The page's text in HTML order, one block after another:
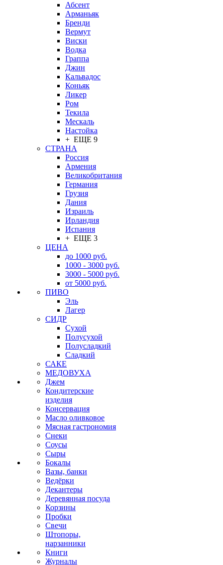
Абсент
Арманьяк
Бренди
Вермут
Виски
Водка
Граппа
Джин
Кальвадос
Коньяк
Ликер
Ром
Текила
Мескаль
Настойка
+ ЕЩЕ 9
СТРАНА
Россия
Армения
Великобритания
Германия
Грузия
Дания
Израиль
Ирландия
Испания
+ ЕЩЕ 3
ЦЕНА
до 1000 руб.
1000 - 3000 руб.
3000 - 5000 руб.
от 5000 руб.
ПИВО
Эль
Лагер
СИДР
Сухой
Полусухой
Полусладкий
Сладкий
САКЕ
МЕДОВУХА
Джем
Кондитерские
изделия
Консервация
Масло оливковое
Мясная гастрономия
Снеки
Соусы
Сыры
Бокалы
Вазы, банки
Ведёрки
Декантеры
Деревянная посуда
Корзины
Пробки
Свечи
Штопоры,
нарзанники
Книги
Журналы